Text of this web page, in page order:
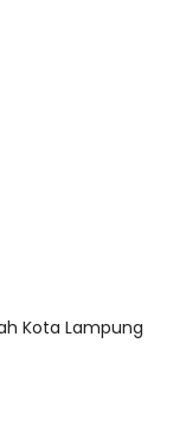
Kota Lampung